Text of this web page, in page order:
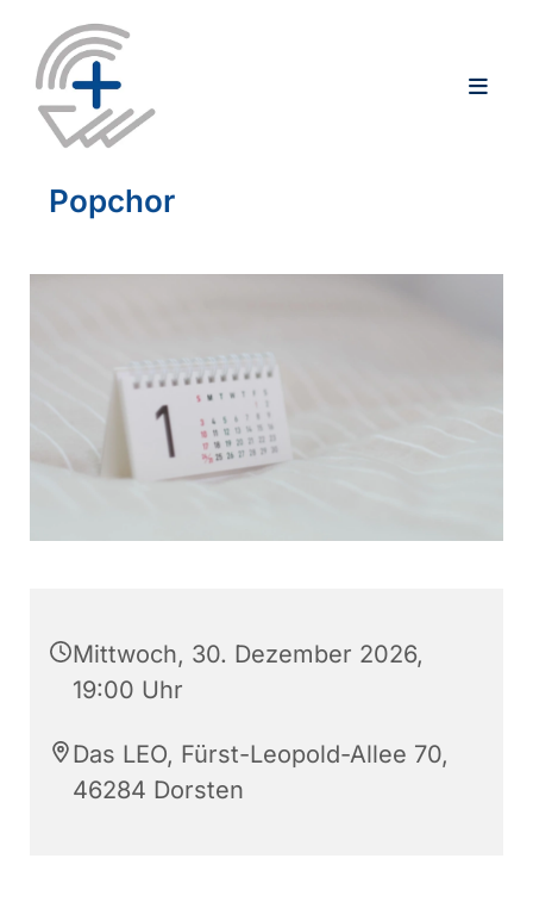
Popchor
Mittwoch, 30. Dezember 2026,
19:00 Uhr
Das LEO, Fürst-Leopold-Allee 70,
46284 Dorsten